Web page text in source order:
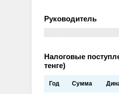
Руководитель
Налоговые
тенге)
Год Сумма